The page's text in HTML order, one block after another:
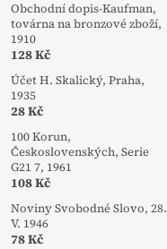
Obchodní dopis-Kaufman,
továrna na bronzové zboží,
1910
128 Kč
Účet H. Skalický, Praha,
1935
28 Kč
100 Korun,
Československých, Serie
G21 7, 1961
108 Kč
Noviny Svobodné Slovo, 28.
V. 1946
78 Kč